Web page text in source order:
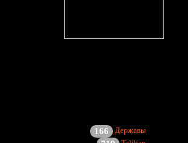
Державы
166